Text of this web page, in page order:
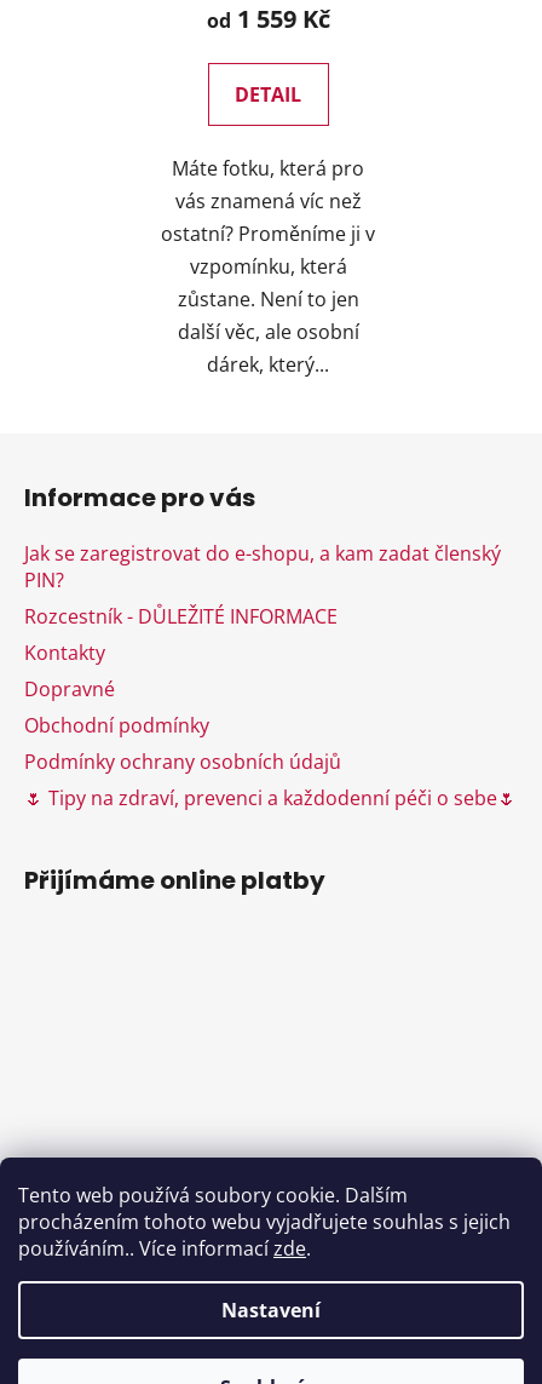
Tento web používá soubory cookie. Dalším
procházením tohoto webu vyjadřujete souhlas s jejich
používáním.. Více informacízde.
Nastavení
od 1 559 Kč
DETAIL
Máte fotku, která pro
vás znamená víc než
ostatní? Proměníme ji v
vzpomínku, která
zůstane. Není to jen
další věc, ale osobní
dárek, který...
Informace pro vás
Jak se zaregistrovat do e-shopu, a kam zadat členský
PIN?
Rozcestník - DŮLEŽITÉ INFORMACE
Kontakty
Dopravné
Obchodní podmínky
Podmínky ochrany osobních údajů
🌷 Tipy na zdraví, prevenci a každodenní péči o sebe🌷
Přijímáme online platby